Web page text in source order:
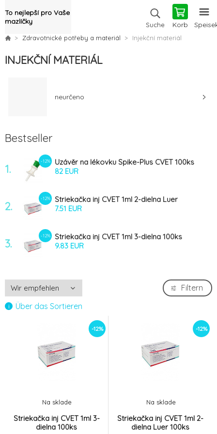
To nejlepší pro Vaše
mazlíčky
Suche Korb
Zdravotnické potřeby a materiál Injekční materiál
INJEKČNÍ MATERIÁL
neurčeno
Bestseller
1.
-12%
Uzávěr na lékovku Spike-Plus CVET 100ks
82 EUR
2.
-12%
Striekačka inj CVET 1ml 2-dielna Luer
100ks
7.51 EUR
3.
-12%
Striekačka inj CVET 1ml 3-dielna 100ks
9.83 EUR
Über das Sortieren
Filtern
-12%
Striekačka inj CVET 1ml 3-
dielna 100ks
Na sklade
-12%
Striekačka inj CVET 1ml 2-
dielna Luer 100ks
Na sklade